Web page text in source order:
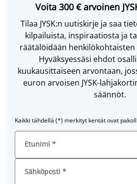
Voita 300 € arvoinen
Tilaa JYSK:n uutiskirje ja saa
kilpailuista, inspiraatiosta ja
räätälöidään
Hyväksyessäsi ehdot
kuukausittaiseen arvontaan,
euron arvoisen JYSK-
säännöt.
Kaikki tähdellä (*) merkityt kentät ovat
Etunimi *
Sähköposti *